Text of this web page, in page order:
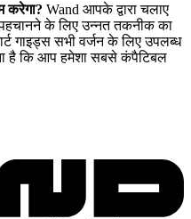
करेगा? Wand आपके द्वारा चलाए
के लिए उन्नत तकनीक का
गाइड्स सभी वर्जन के लिए उपलब्ध
है कि आप हमेशा सबसे कंपैटिबल